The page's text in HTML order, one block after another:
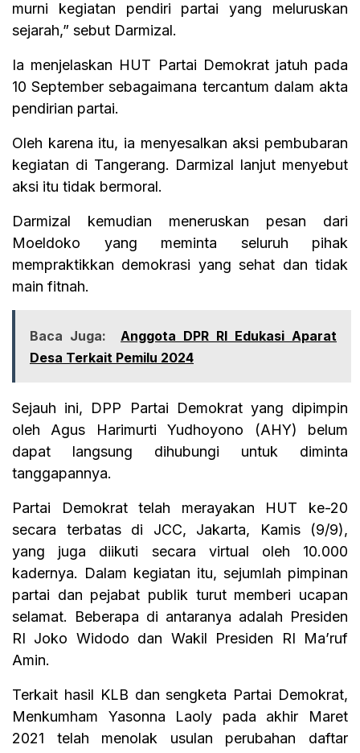
murni kegiatan pendiri partai yang meluruskan
sejarah,” sebut Darmizal.
Ia menjelaskan HUT Partai Demokrat jatuh pada
10 September sebagaimana tercantum dalam akta
pendirian partai.
Oleh karena itu, ia menyesalkan aksi pembubaran
kegiatan di Tangerang. Darmizal lanjut menyebut
aksi itu tidak bermoral.
Darmizal kemudian meneruskan pesan dari
Moeldoko yang meminta seluruh pihak
mempraktikkan demokrasi yang sehat dan tidak
main fitnah.
Baca Juga:
Anggota DPR RI Edukasi Aparat
Desa Terkait Pemilu 2024
Sejauh ini, DPP Partai Demokrat yang dipimpin
oleh Agus Harimurti Yudhoyono (AHY) belum
dapat langsung dihubungi untuk diminta
tanggapannya.
Partai Demokrat telah merayakan HUT ke-20
secara terbatas di JCC, Jakarta, Kamis (9/9),
yang juga diikuti secara virtual oleh 10.000
kadernya. Dalam kegiatan itu, sejumlah pimpinan
partai dan pejabat publik turut memberi ucapan
selamat. Beberapa di antaranya adalah Presiden
RI Joko Widodo dan Wakil Presiden RI Ma’ruf
Amin.
Terkait hasil KLB dan sengketa Partai Demokrat,
Menkumham Yasonna Laoly pada akhir Maret
2021 telah menolak usulan perubahan daftar